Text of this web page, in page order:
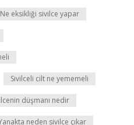
Ne eksikliği sivilce yapar
Sivilceli cilt ne yememeli
düşmanı nedir
neden sivilce çıkar